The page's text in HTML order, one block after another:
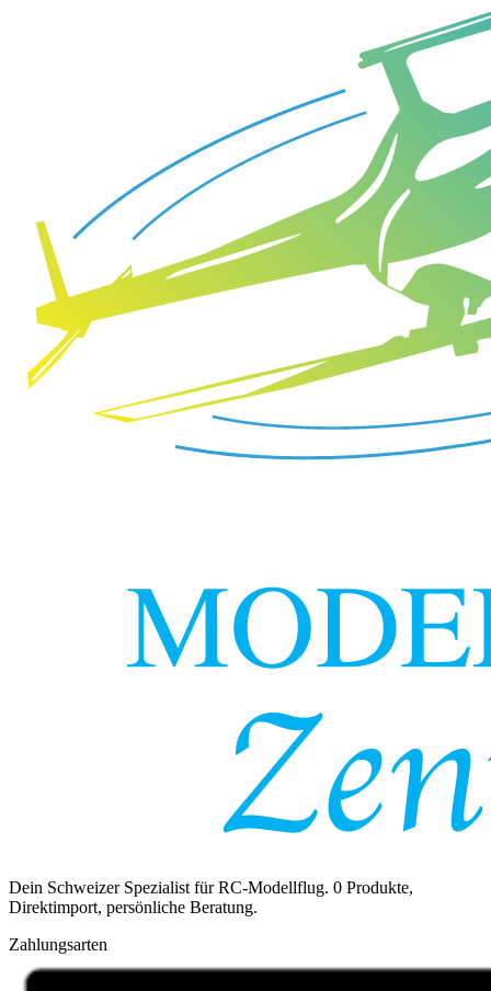
Dein Schweizer Spezialist für RC-Modellflug. 0 Produkte,
Direktimport, persönliche Beratung.
Zahlungsarten